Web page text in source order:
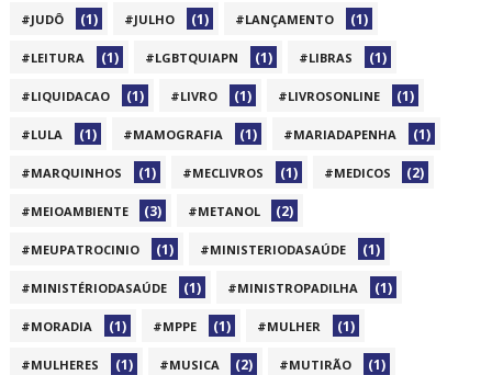
#JUDÔ (1) #JULHO (1) #LANÇAMENTO (1)
#LEITURA (1) #LGBTQUIAPN (1) #LIBRAS (1)
#LIQUIDACAO (1) #LIVRO (1) #LIVROSONLINE (1)
#LULA (1) #MAMOGRAFIA (1) #MARIADAPENHA (1)
#MARQUINHOS (1) #MECLIVROS (1) #MEDICOS (2)
#MEIOAMBIENTE (3) #METANOL (2)
#MEUPATROCINIO (1) #MINISTERIODASAÚDE (1)
#MINISTÉRIODASAÚDE (1) #MINISTROPADILHA (1)
#MORADIA (1) #MPPE (1) #MULHER (1)
#MULHERES (1) #MUSICA (2) #MUTIRÃO (1)